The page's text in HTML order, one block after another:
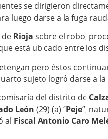
se dirigieron
luego darse a la fuga
de Rioja sobre el robo,
está ubicado entre los
pero éstos
sujeto logró darse a la
del distrito de
León (29) (a) “Peje”,
al Fiscal Antonio Caro